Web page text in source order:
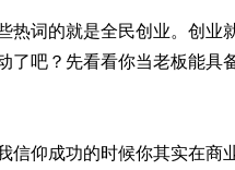
热词的就是全民创业。创业
了吧？先看看你当老板能具
信仰成功的时候你其实在商